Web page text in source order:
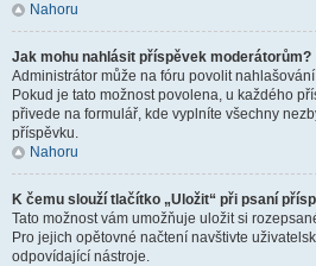
Nahoru
Jak mohu nahlásit příspěvek moderátorům?
Administrátor může na fóru povolit
Pokud je tato možnost povolena, u každého
přivede na formulář, kde vyplníte všechny
příspěvku.
Nahoru
K čemu slouží tlačítko „Uložit“ při psaní
Tato možnost vám umožňuje uložit si
Pro jejich opětovné načtení navštivte
odpovídající nástroje.